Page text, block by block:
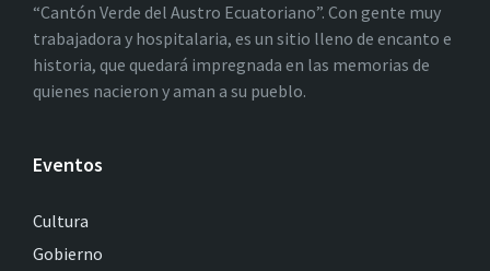
“Cantón Verde del Austro Ecuatoriano”. Con gente muy
trabajadora y hospitalaria, es un sitio lleno de encanto e
historia, que quedará impregnada en las memorias de
quienes nacieron y aman a su pueblo.
Eventos
Cultura
Gobierno